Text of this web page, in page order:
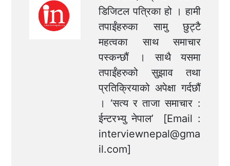
डिजिटल पत्रिका हो । हामी
तपाईंहरुका सामु छुट्टै
महत्वका साथ समाचार
पस्कन्छौं । साथै यसमा
तपाईंहरुको सुझाव तथा
प्रतिक्रियाको अपेक्षा गर्दछौं
। ‘सत्य र ताजा समाचार :
ईन्टरभ्यु नेपाल’ [Email :
interviewnepal@gma
il.com]